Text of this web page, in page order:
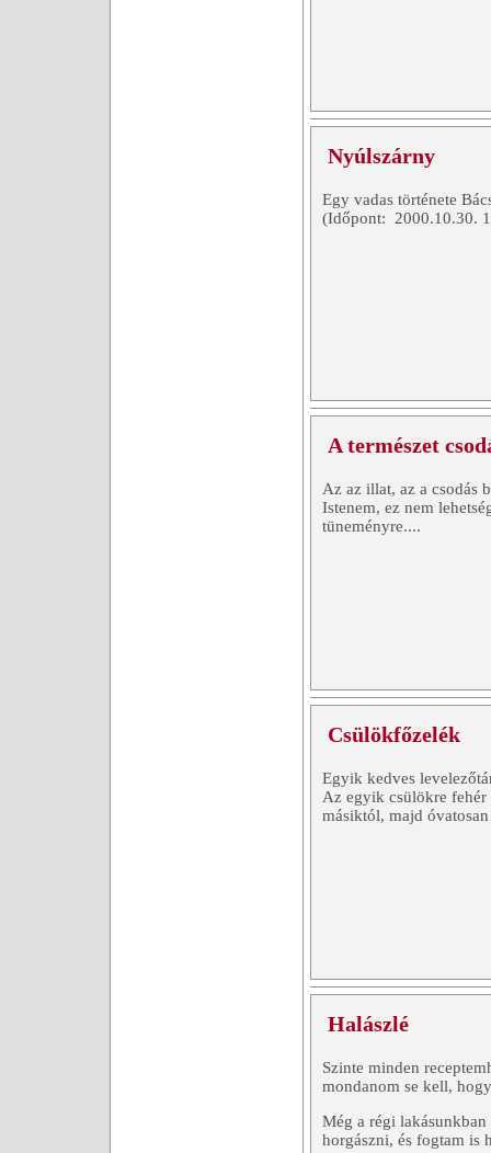
Nyúlszárny
Egy vadas története
(Időpont: 2000.10.30.
A természet
Az az illat, az a csodás
Istenem, ez nem
tüneményre....
Csülökfőzelék
Egyik kedves
Az egyik csülökre
másiktól, majd
Halászlé
Szinte minden
mondanom se kell,
Még a régi
horgászni, és fogtam